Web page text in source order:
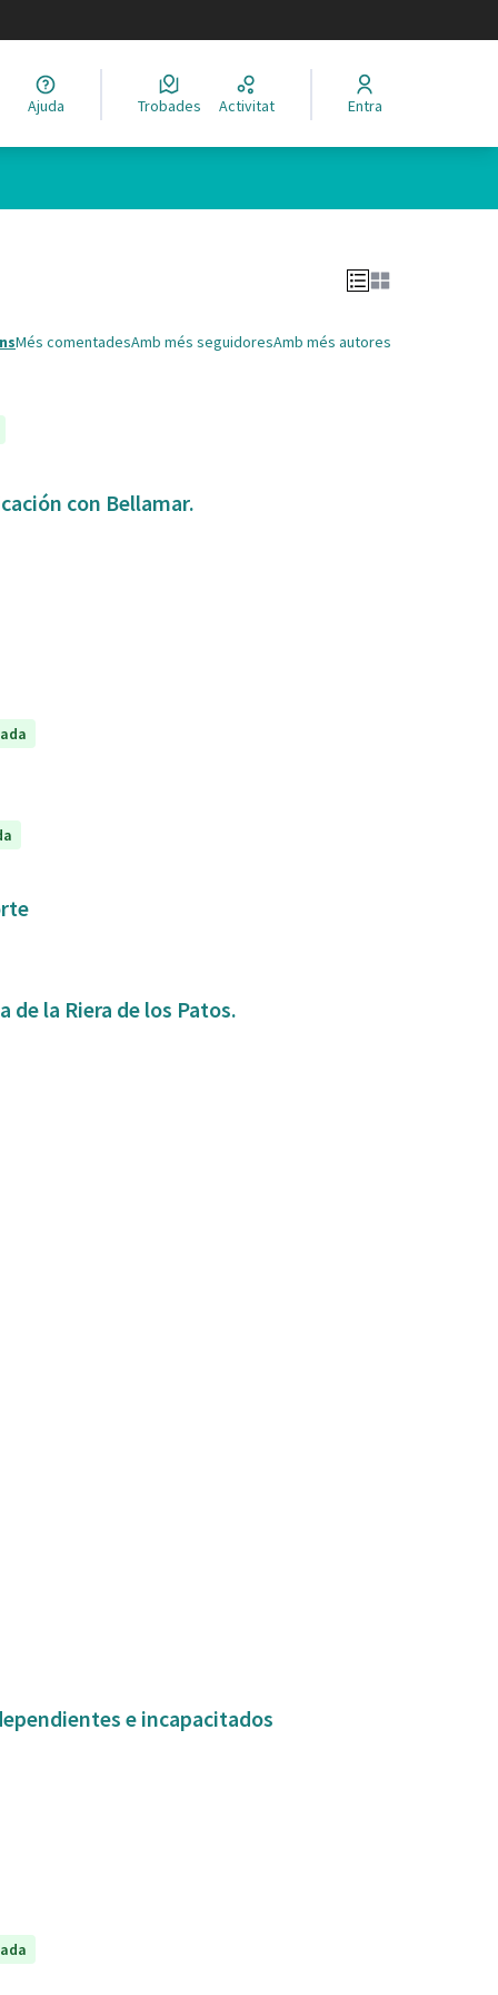
Elegir el idioma
Ajuda Trobades Activitat Entra
Més comentadesAmb més seguidoresAmb més autores
con Bellamar.
la Riera de los Patos.
e incapacitados